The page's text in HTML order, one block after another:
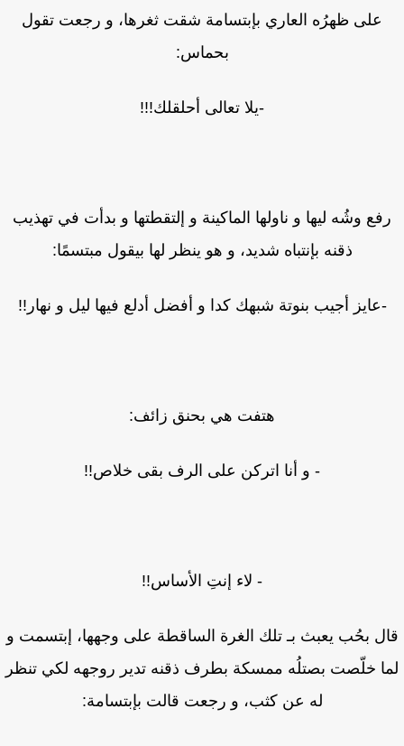
على ظهرُه العاري بإبتسامة شقت ثغرها، و رجعت تقول
بحماس:
-يلا تعالى أحلقلك!!!
وشُه ليها و ناولها الماكينة و إلتقطتها و بدأت في تهذيب
ذقنه بإنتباه شديد، و هو ينظر لها بيقول مبتسمًا:
-عايز أجيب بنوتة شبهك كدا و أفضل أدلع فيها ليل و نهار!!
هتفت هي بحنق زائف:
- و أنا اتركن على الرف بقى خلاص!!
- لاء إنتِ الأساس!!
بحُب يعبث بـ تلك الغرة الساقطة على وجهها، إبتسمت و
خلّصت بصتلُه ممسكة بطرف ذقنه تدير روجهه لكي تنظر
له عن كثب، و رجعت قالت بإبتسامة: